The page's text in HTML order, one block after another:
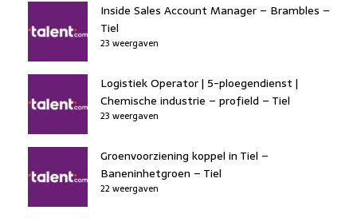
Inside Sales Account Manager – Brambles –
Tiel
23 weergaven
Logistiek Operator | 5-ploegendienst |
Chemische industrie – profield – Tiel
23 weergaven
Groenvoorziening koppel in Tiel –
Baneninhetgroen – Tiel
22 weergaven